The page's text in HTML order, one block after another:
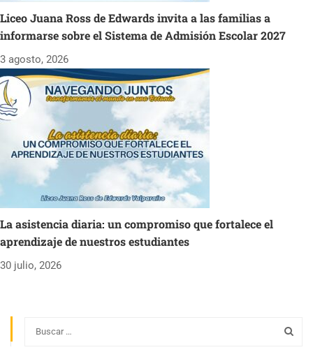
Liceo Juana Ross de Edwards invita a las familias a
informarse sobre el Sistema de Admisión Escolar 2027
3 agosto, 2026
La asistencia diaria: un compromiso que fortalece el
aprendizaje de nuestros estudiantes
30 julio, 2026